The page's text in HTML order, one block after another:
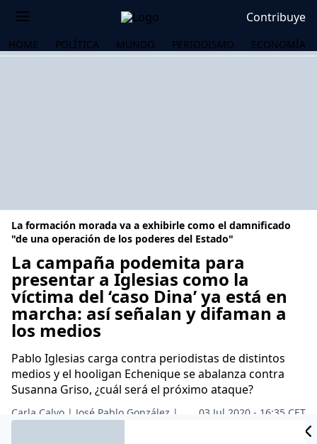
Contribuye
HOME POLÍTICA MUNDO PERIODISMO ECONOMÍA
La formación morada va a exhibirle como el damnificado
"de una operación de los poderes del Estado"
La campaña podemita para
presentar a Iglesias como la
víctima del ‘caso Dina’ ya está en
marcha: así señalan y difaman a
los medios
Pablo Iglesias carga contra periodistas de distintos
medios y el hooligan Echenique se abalanza contra
Susanna Griso, ¿cuál será el próximo ataque?
Carla Calvo | José Pablo González |
03 Jul 2020 - 16:35 CET